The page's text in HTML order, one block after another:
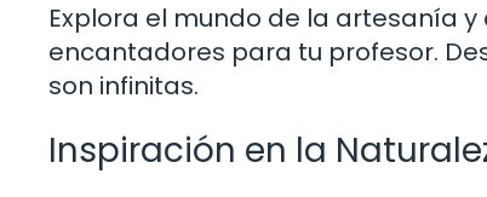
Explora el mundo de la artesanía
encantadores para tu profesor.
son infinitas.
Inspiración en la